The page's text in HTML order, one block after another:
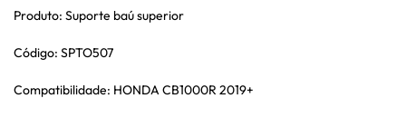
Produto: Suporte baú superior
Código: SPTO507
Compatibilidade: HONDA CB1000R 2019+